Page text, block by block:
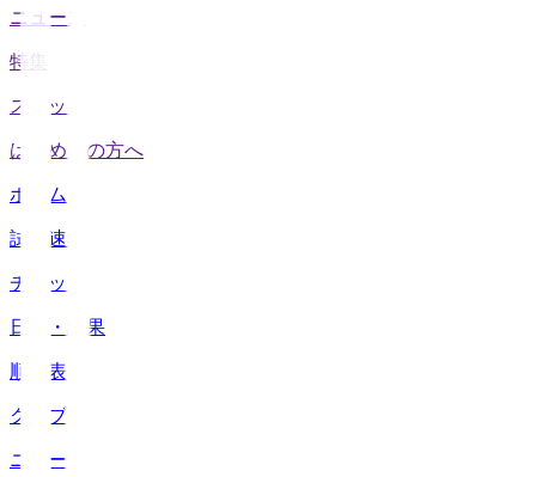
ニュース
特集
スタッツ
はじめての方へ
ホーム
試合速報
チケット
日程・結果
順位表
クラブ
ニュース